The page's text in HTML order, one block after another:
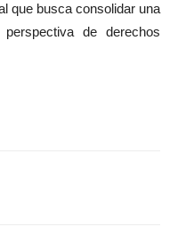
que busca consolidar una
de derechos